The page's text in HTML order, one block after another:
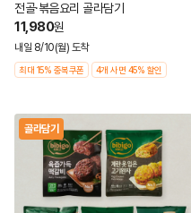
전골·볶음요리 골라담기
11,980원
내일 8/10(월) 도착
최대 15% 중복쿠폰 4개 사면 45% 할인
골라담기